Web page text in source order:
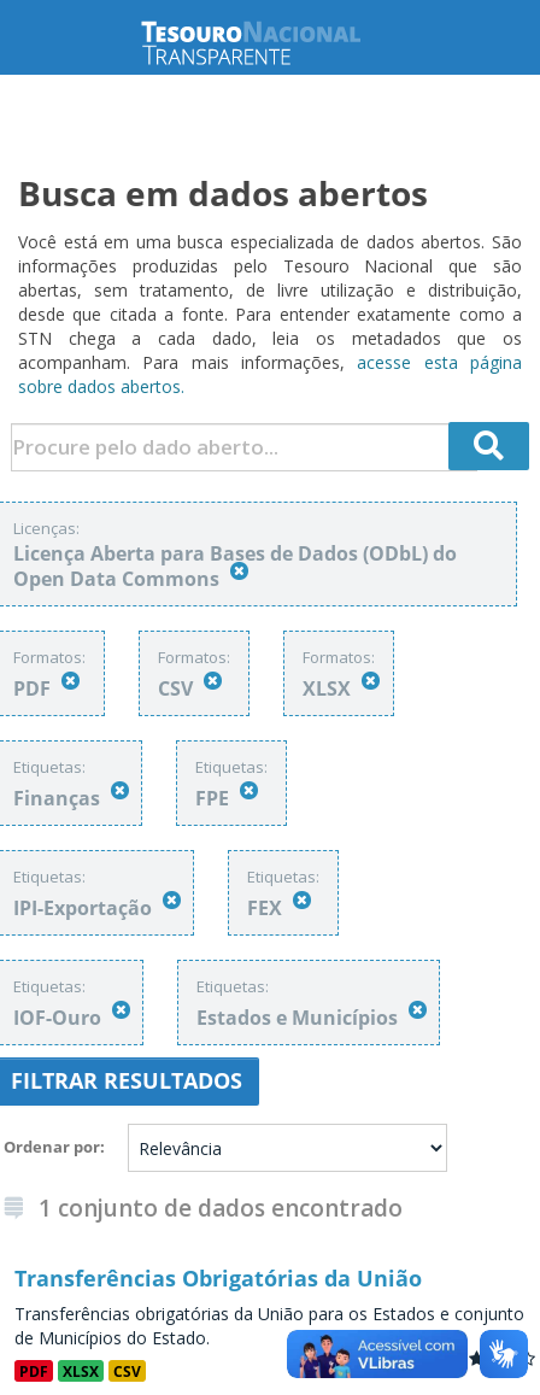
Busca em dados abertos
Você está em uma busca especializada de dados abertos. São
informações produzidas pelo Tesouro Nacional que são
abertas, sem tratamento, de livre utilização e distribuição,
desde que citada a fonte. Para entender exatamente como a
STN chega a cada dado, leia os metadados que os
acompanham. Para mais informações,acesse esta página
sobre dados abertos.
Licenças:
Licença Aberta para Bases de Dados (ODbL) do
Open Data Commons
Formatos:
PDF
Formatos:
CSV
Formatos:
XLSX
Etiquetas:
Finanças
Etiquetas:
FPE
Etiquetas:
IPI-Exportação
Etiquetas:
FEX
Etiquetas:
IOF-Ouro
Etiquetas:
Estados e Municípios
FILTRAR RESULTADOS
Ordenar por
1 conjunto de dados encontrado
Transferências Obrigatórias da União
Transferências obrigatórias da União para os Estados e conjunto
de Municípios do Estado.
PDF XLSX CSV